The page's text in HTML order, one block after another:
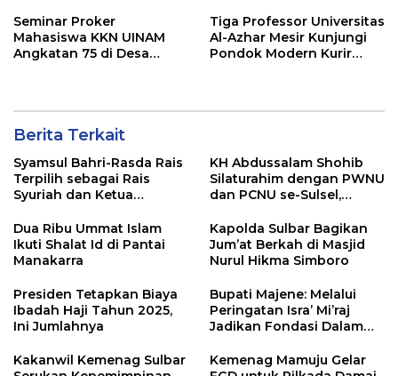
Seminar Proker
Mahasiswa KKN UINAM
Angkatan 75 di Desa
Tiga Professor Universitas
Al-Azhar Mesir Kunjungi
Pondok Modern Kurir
Berita Terkait
Syamsul Bahri-Rasda Rais
Terpilih sebagai Rais
Syuriah dan Ketua
2026-2030
KH Abdussalam Shohib
Silaturahim dengan PWNU
dan PCNU se-Sulsel,
di Tubuh NU
Dua Ribu Ummat Islam
Ikuti Shalat Id di Pantai
Manakarra
Kapolda Sulbar Bagikan
Jum’at Berkah di Masjid
Nurul Hikma Simboro
Presiden Tetapkan Biaya
Ibadah Haji Tahun 2025,
Ini Jumlahnya
Bupati Majene: Melalui
Peringatan Isra’ Mi’raj
Jadikan Fondasi Dalam
Kakanwil Kemenag Sulbar
Kemenag Mamuju Gelar